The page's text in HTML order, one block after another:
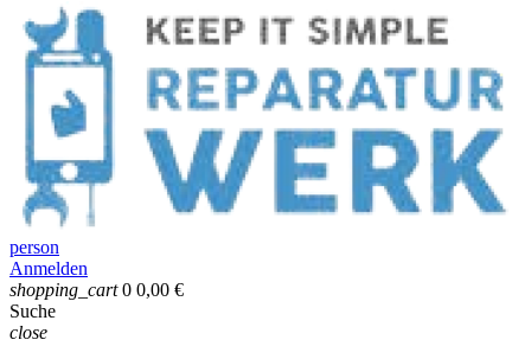
person
Anmelden
shopping_cart 0 0,00 €
Suche
close